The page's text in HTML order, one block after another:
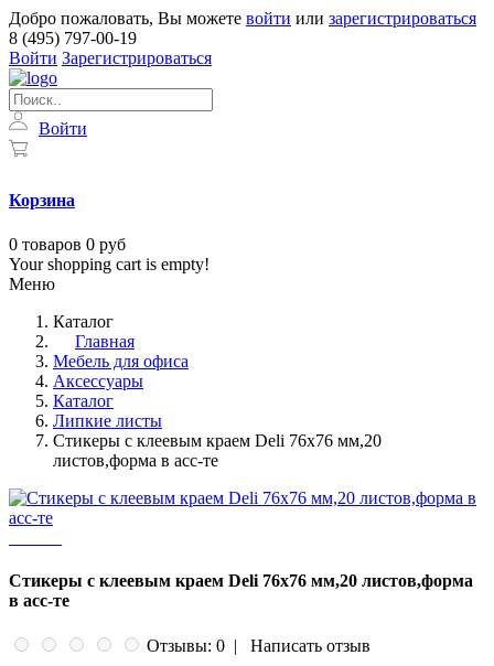
Добро пожаловать, Вы можете войти или зарегистрироваться
8 (495) 797-00-19
Войти Зарегистрироваться
Войти
Корзина
0 товаров 0 руб
Your shopping cart is empty!
Меню
Каталог
Главная
Мебель для офиса
Аксессуары
Каталог
Липкие листы
Стикеры с клеевым краем Deli 76х76 мм,20
листов,форма в асс-те
Стикеры с клеевым краем Deli 76х76 мм,20 листов,форма
в асс-те
Отзывы: 0 |
Написать отзыв